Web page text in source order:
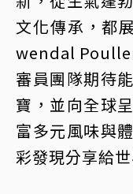
文化傳承，都
wendal
審員團隊期待
寶，並向全球
富多元風味與
彩發現分享給世